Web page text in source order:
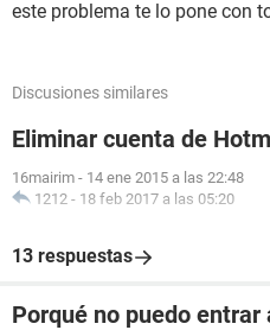
este problema te lo pone con
Discusiones similares
Eliminar cuenta de
16mairim - 14 ene 2015 a las 22:48
1212 - 18 feb 2017 a las 05:20
13 respuestas
Porqué no puedo entrar